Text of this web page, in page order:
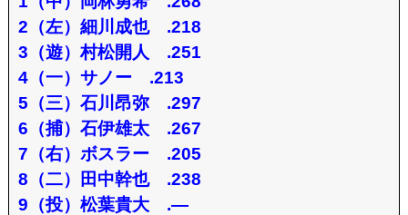
2（左）細川成也 .218
3（遊）村松開人 .251
4（一）サノー .213
5（三）石川昂弥 .297
6（捕）石伊雄太 .267
7（右）ボスラー .205
8（二）田中幹也 .238
9（投）松葉貴大 .—